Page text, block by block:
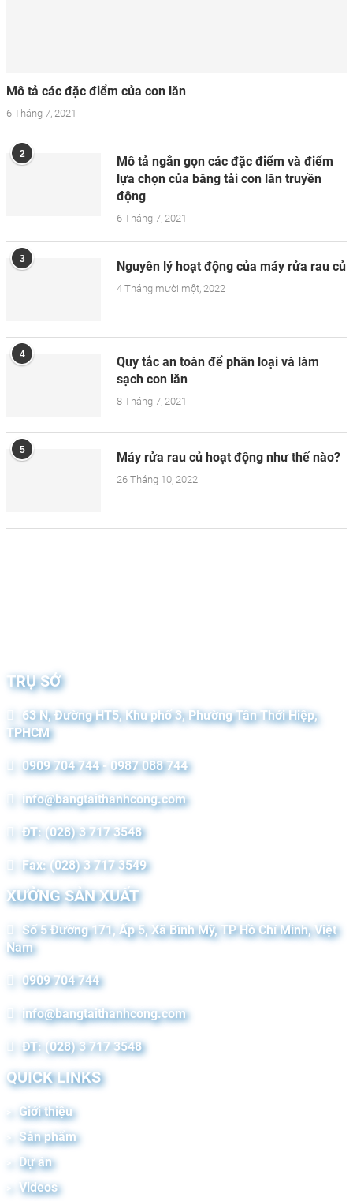
Mô tả các đặc điểm của con lăn
6 Tháng 7, 2021
2
Mô tả ngắn gọn các đặc điểm và điểm
lựa chọn của băng tải con lăn truyền
động
6 Tháng 7, 2021
3 Nguyên lý hoạt động của máy rửa rau củ
4 Tháng mười một, 2022
4
Quy tắc an toàn để phân loại và làm
sạch con lăn
8 Tháng 7, 2021
5 Máy rửa rau củ hoạt động như thế nào?
26 Tháng 10, 2022
TRỤ SỞ
63 N, Đường HT5, Khu phố 3, Phường Tân Thới Hiệp,
TPHCM
0909 704 744 - 0987 088 744
info@bangtaithanhcong.com
ĐT: (028) 3 717 3548
Fax: (028) 3 717 3549
XƯỞNG SẢN XUẤT
Số 5 Đường 171, Ấp 5, Xã Bình Mỹ, TP Hồ Chí Minh, Việt
Nam
0909 704 744
info@bangtaithanhcong.com
ĐT: (028) 3 717 3548
QUICK LINKS
Giới thiệu
Sản phẩm
Dự án
Videos